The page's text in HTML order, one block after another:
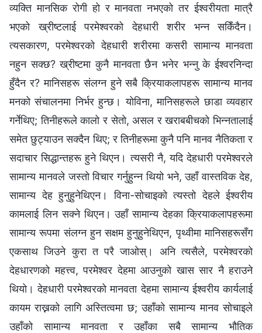
व्यक्ति मानसिक रोगी हो र मानवता नभएको तर ईश्‍वरीयता मात्रै
भएको ख्रीष्टलाई परमेश्‍वरको देहधारी शरीर भन्न सकिँदैन।
त्यसकारण, परमेश्‍वरको देहधारी शरीरमा कसरी सामान्य मानवता
नहुन सक्छ? ख्रीष्टमा कुनै मानवता छैन भनेर भन्नु के ईश्‍वरनिन्दा
हुँदैन र? मानिसहरू संलग्न हुने सबै क्रियाकलापहरू सामान्य मानव
मनको संचालनमा निर्भर हुन्छ। योविना, मानिसहरूले छाडा व्यवहार
गर्नेथिए; तिनीहरूले कालो र सेतो, असल र खराबबीचको भिन्नतालाई
समेत छुट्याउन सक्दैन थिए; र तिनीहरूमा कुनै पनि मानव नैतिकता र
सदाचार सिद्धान्तहरू हुने थिएन। त्यसरी नै, यदि देहधारी परमेश्‍वरले
सामान्य मानवले जस्तो विचार गर्नुहुन्‍न थियो भने, उहाँ वास्तविक देह,
सामान्य देह हुनुहुनेथिएन। विना-सोचाइको त्यस्तो देहले ईश्‍वरीय
कामलाई लिन सक्ने थिएन। उहाँ सामान्य देहका क्रियाकलापहरूमा
सामान्य रूपमा संलग्न हुन सक्षम हुनुहुनेथिएन, पृथ्वीमा मानिसहरूसँग
एकसाथ जिउने कुरा त परै जाओस्। अनि त्यसैले, परमेश्‍वरको
देहधारणको महत्त्व, परमेश्‍वर देहमा आउनुको खास सार नै हराउने
थियो। देहधारी परमेश्‍वरको मानवता देहमा सामान्य ईश्‍वरीय कार्यलाई
कायम राख्नको लागि अस्तित्वमा छ; उहाँको सामान्य मानव सोचाइले
उहाँको सामान्य मानवता र उहाँका सबै सामान्य भौतिक